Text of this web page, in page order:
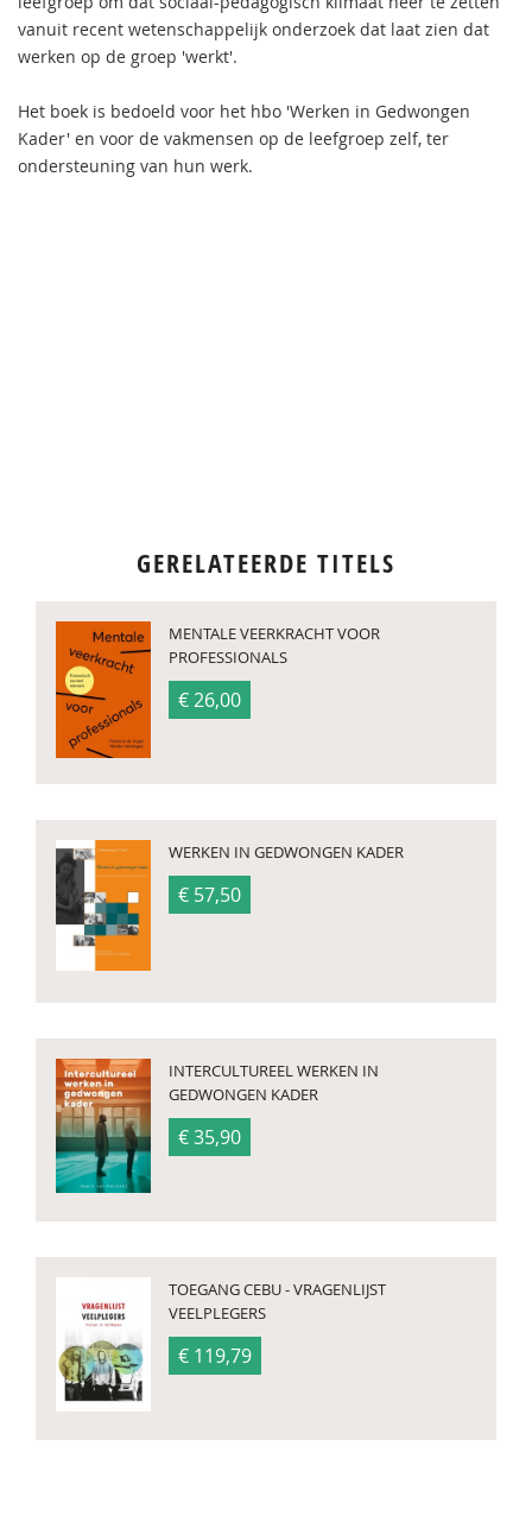
vanuit recent wetenschappelijk onderzoek dat laat zien dat
werken op de groep 'werkt'.
Het boek is bedoeld voor het hbo 'Werken in Gedwongen
Kader' en voor de vakmensen op de leefgroep zelf, ter
ondersteuning van hun werk.
GERELATEERDE TITELS
MENTALE VEERKRACHT VOOR
PROFESSIONALS
€ 26,00
WERKEN IN GEDWONGEN KADER
€ 57,50
INTERCULTUREEL WERKEN IN
GEDWONGEN KADER
€ 35,90
TOEGANG CEBU - VRAGENLIJST
VEELPLEGERS
€ 119,79